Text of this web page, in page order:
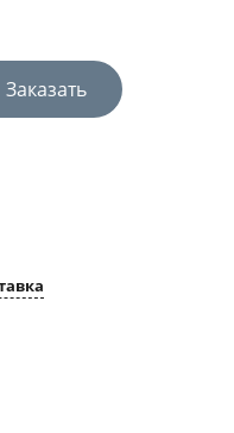
Заказать